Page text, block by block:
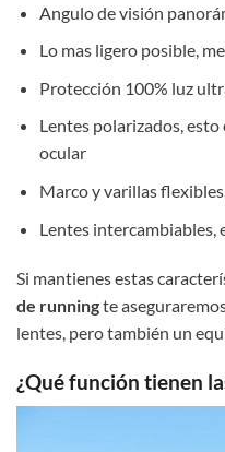
Angulo de visión
Lo mas ligero posible,
Protección 100% luz
Lentes polarizados,
ocular
Marco y varillas
Lentes intercambiables,
Si mantienes estas
de runningte
lentes, pero también un
¿Qué función tienen